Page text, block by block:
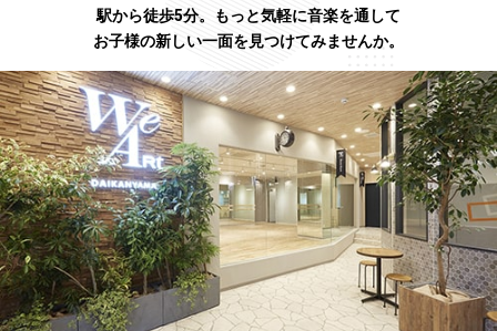
駅から徒歩5分。もっと気軽に音楽を通して
お子様の新しい一面を見つけてみませんか。